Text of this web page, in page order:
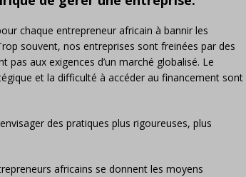
chaque entrepreneur africain à bannir les
souvent, nos entreprises sont freinées par des
aux exigences d’un marché globalisé. Le
et la difficulté à accéder au financement sont
des pratiques plus rigoureuses, plus
africains se donnent les moyens